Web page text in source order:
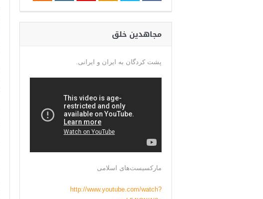
مجاهدین خلق
پشت کردگان به ایران و ایرانی.
مارکسیست‌های اسلامی
http://www.youtube.com/watch?